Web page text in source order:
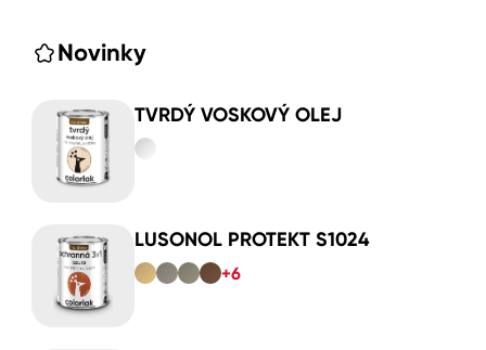
Novinky
TVRDÝ VOSKOVÝ OLEJ
LUSONOL PROTEKT S1024
+6